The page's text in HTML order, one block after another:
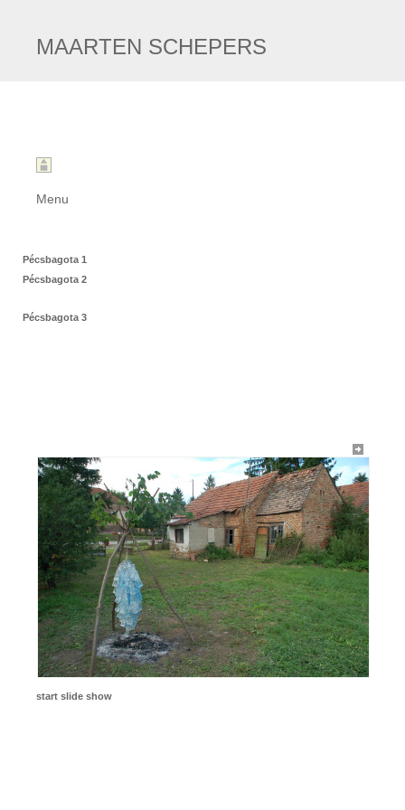
MAARTEN SCHEPERS
Menu
Pécsbagota 1
Pécsbagota 2
Pécsbagota 3
start slide show